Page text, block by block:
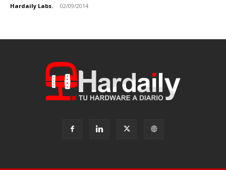
Hardaily Labs. - 02/09/2014